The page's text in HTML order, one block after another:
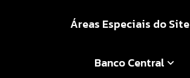
Áreas Especiais do Site
Banco Central